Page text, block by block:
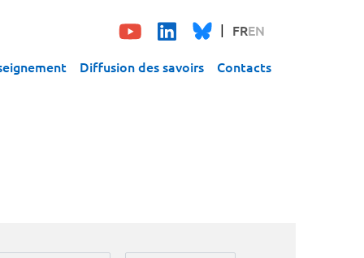
FREN
Diffusion des savoirs Contacts